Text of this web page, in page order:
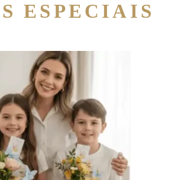
ESPECIAIS